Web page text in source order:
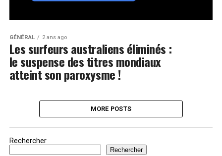
GÉNÉRAL 2 ans ago
Les surfeurs australiens éliminés :
le suspense des titres mondiaux
atteint son paroxysme !
MORE POSTS
Rechercher
Rechercher